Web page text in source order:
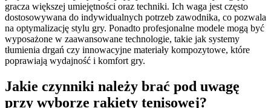
gracza większej umiejętności oraz techniki. Ich waga jest często
dostosowywana do indywidualnych potrzeb zawodnika, co pozwala
na optymalizację stylu gry. Ponadto profesjonalne modele mogą być
wyposażone w zaawansowane technologie, takie jak systemy
tłumienia drgań czy innowacyjne materiały kompozytowe, które
poprawiają wydajność i komfort gry.
Jakie czynniki należy brać pod uwagę
przy wyborze rakiety tenisowej?